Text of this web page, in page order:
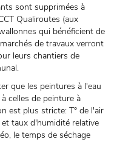
sont supprimées à
Qualiroutes (aux
qui bénéficient de
de travaux verront
leurs chantiers de
que les peintures à l'eau
celles de peinture à
est plus stricte: T° de l'air
taux d'humidité relative
le temps de séchage